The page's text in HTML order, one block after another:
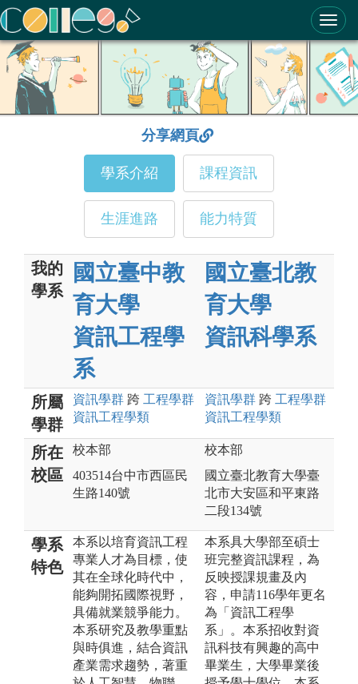
ColleGo! 大學選才與高中育才輔助系統
分享網頁
學系介紹 課程資訊
生涯進路 能力特質
我的
學系
國立臺中教
育大學
資訊工程學
系
國立臺北教
育大學
資訊科學系
所屬
學群
資訊學群 跨 工程學群
資訊工程學類
資訊學群 跨 工程學群
資訊工程學類
所在
校區
校本部
403514台中市西區民
生路140號
校本部
國立臺北教育大學臺
北市大安區和平東路
二段134號
學系
特色
本系以培育資訊工程
專業人才為目標，使
其在全球化時代中，
能夠開拓國際視野，
具備就業競爭能力。
本系研究及教學重點
與時俱進，結合資訊
產業需求趨勢，著重
本系具大學部至碩士
班完整資訊課程，為
反映授課規畫及內
容，申請116學年更名
為「資訊工程學
系」。本系招收對資
訊科技有興趣的高中
畢業生，大學畢業後